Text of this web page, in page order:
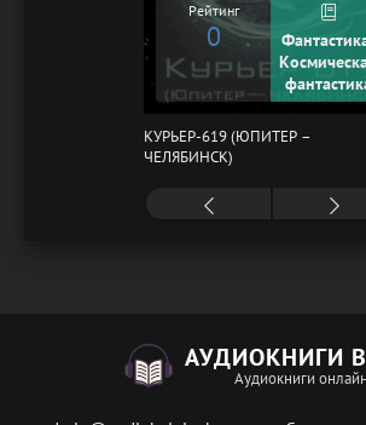
Рейтинг
0
КУРЬЕР-619 (ЮПИТЕР –
ЧЕЛЯБИНСК)
АУДИОКНИГИ
Аудиокниги онлайн